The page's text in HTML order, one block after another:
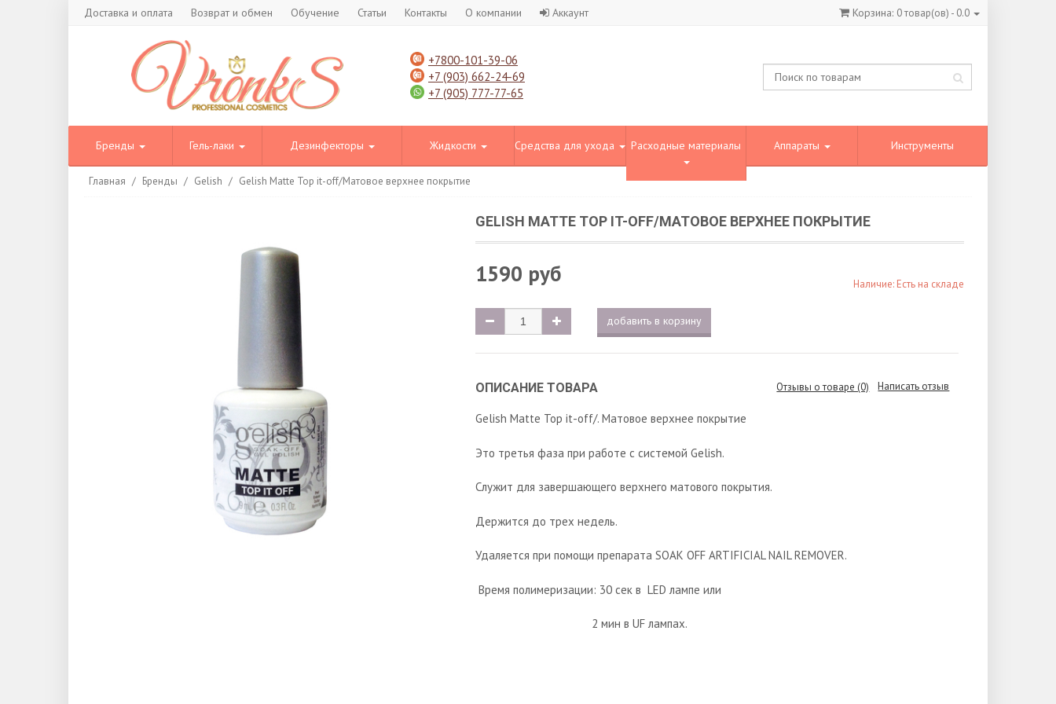
Доставка и оплата Возврат и обмен Обучение Статьи Контакты О компании Корзина: 0товар(ов) - 0.0
Аккаунт
+7800-101-39-06
+7 (903) 662-24-69
+7 (905) 777-77-65
Бренды Гель-лаки Дезинфекторы Жидкости Средства для ухода Расходные материалы Аппараты Инструменты
Главная / Бренды / Gelish / Gelish Matte Top it-off/Матовое верхнее покрытие
GELISH MATTE TOP IT-OFF/МАТОВОЕ ВЕРХНЕЕ ПОКРЫТИЕ
1590 руб Наличие: Есть на складе
добавить в корзину
ОПИСАНИЕ ТОВАРА Отзывы о товаре (0) Написать отзыв
Gelish Matte Top it-off/. Матовое верхнее покрытие
Это третья фаза при работе с системой Gelish.
Служит для завершающего верхнего матового покрытия.
Держится до трех недель.
Удаляется при помощи препарата SOAK OFF ARTIFICIAL NAIL REMOVER.
Время полимеризации: 30 сек в LED лампе или
2 мин в UF лампах.